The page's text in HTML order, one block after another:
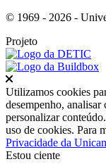
© 1969 - 2026 -
Projeto
Fechar
Utilizamos cookies
desempenho, analisar
personalizar
uso de cookies. Para
Privacidade da
Estou ciente